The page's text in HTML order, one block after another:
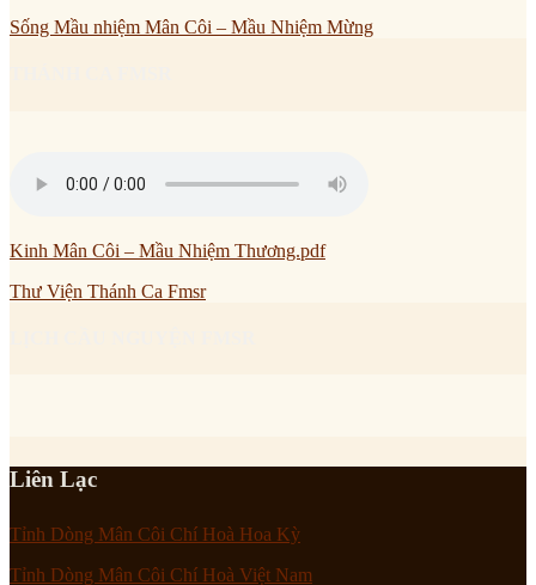
Sống Mầu nhiệm Mân Côi – Mầu Nhiệm Mừng
Kinh Mân Côi – Mầu Nhiệm Thương.pdf
Thư Viện Thánh Ca Fmsr
Liên Lạc
Tỉnh Dòng Mân Côi Chí Hoà Hoa Kỳ
Tỉnh Dòng Mân Côi Chí Hoà Việt Nam